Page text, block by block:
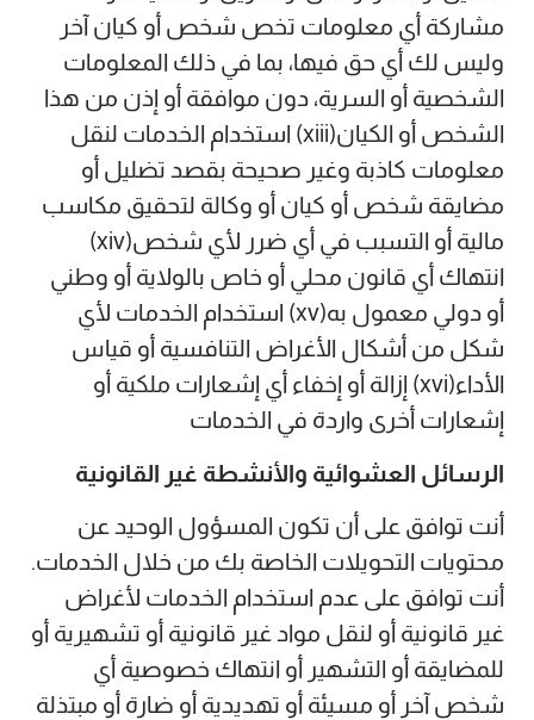
مشاركة أي معلومات تخص شخص أو كيان آخر
وليس لك أي حق فيها، بما في ذلك المعلومات
الشخصية أو السرية، دون موافقة أو إذن من هذا
الشخص أو الكيان(xiii) استخدام الخدمات لنقل
معلومات كاذبة وغير صحيحة بقصد تضليل أو
مضايقة شخص أو كيان أو وكالة لتحقيق مكاسب
مالية أو التسبب في أي ضرر لأي شخص(xiv)
انتهاك أي قانون محلي أو خاص بالولاية أو وطني
أو دولي معمول به(xv) استخدام الخدمات لأي
شكل من أشكال الأغراض التنافسية أو قياس
الأداء(xvi) إزالة أو إخفاء أي إشعارات ملكية أو
إشعارات أخرى واردة في الخدمات
الرسائل العشوائية والأنشطة غير القانونية
أنت توافق على أن تكون المسؤول الوحيد عن
محتويات التحويلات الخاصة بك من خلال الخدمات.
أنت توافق على عدم استخدام الخدمات لأغراض
غير قانونية أو لنقل مواد غير قانونية أو تشهيرية أو
للمضايقة أو التشهير أو انتهاك خصوصية أي
شخص آخر أو مسيئة أو تهديدية أو ضارة أو مبتذلة